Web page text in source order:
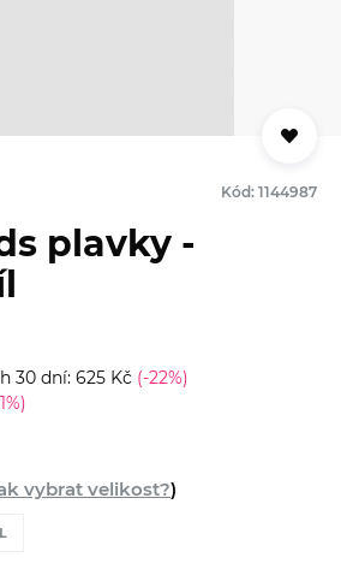
Kód: 1144987
plavky -
30 dní: 625 Kč (-22%)
vybrat velikost?)
L